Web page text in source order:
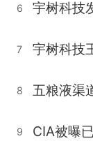
6 宇树科技
7
8 五粮液渠
9 CIA被曝